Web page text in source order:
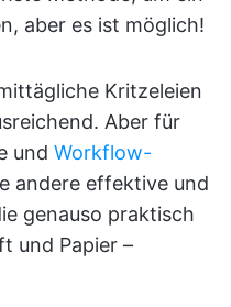
aber es ist möglich!
Kritzeleien
Aber für
und Workflow-
andere effektive und
genauso praktisch
und Papier –